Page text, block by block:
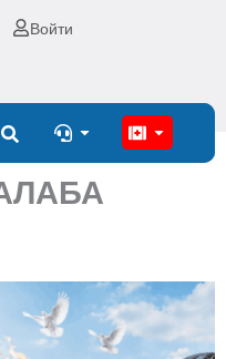
Войти
Open Open